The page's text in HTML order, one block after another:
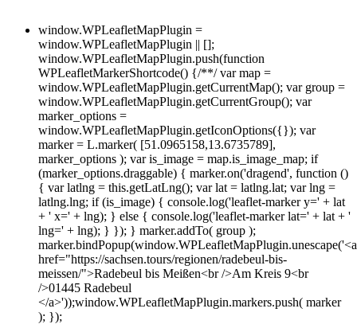
window.WPLeafletMapPlugin =
window.WPLeafletMapPlugin || [];
window.WPLeafletMapPlugin.push(function
WPLeafletMarkerShortcode() {/**/ var map =
window.WPLeafletMapPlugin.getCurrentMap(); var group =
window.WPLeafletMapPlugin.getCurrentGroup(); var
marker_options =
window.WPLeafletMapPlugin.getIconOptions({}); var
marker = L.marker( [51.0965158,13.6735789],
marker_options ); var is_image = map.is_image_map; if
(marker_options.draggable) { marker.on('dragend', function ()
{ var latlng = this.getLatLng(); var lat = latlng.lat; var lng =
latlng.lng; if (is_image) { console.log('leaflet-marker y=' + lat
+ ' x=' + lng); } else { console.log('leaflet-marker lat=' + lat + '
lng=' + lng); } }); } marker.addTo( group );
marker.bindPopup(window.WPLeafletMapPlugin.unescape('<a
href="https://sachsen.tours/regionen/radebeul-bis-
meissen/">Radebeul bis Meißen<br />Am Kreis 9<br
/>01445 Radebeul
</a>'));window.WPLeafletMapPlugin.markers.push( marker
); });